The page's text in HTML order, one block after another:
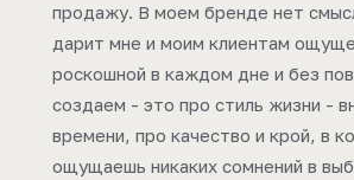
продажу. В моем бренде нет
дарит мне и моим клиентам
роскошной в каждом дне и без
создаем - это про стиль жизни -
времени, про качество и крой, в
ощущаешь никаких сомнений в